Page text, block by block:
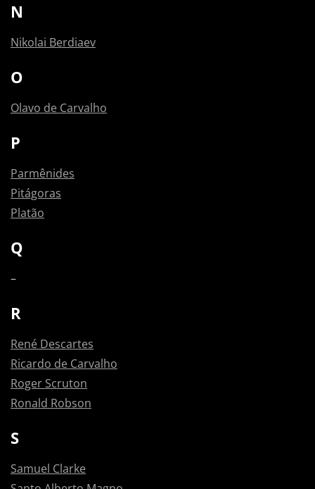
N
Nikolai Berdiaev
O
Olavo de Carvalho
P
Parmênides
Pitágoras
Platão
Q
–
R
René Descartes
Ricardo de Carvalho
Roger Scruton
Ronald Robson
S
Samuel Clarke